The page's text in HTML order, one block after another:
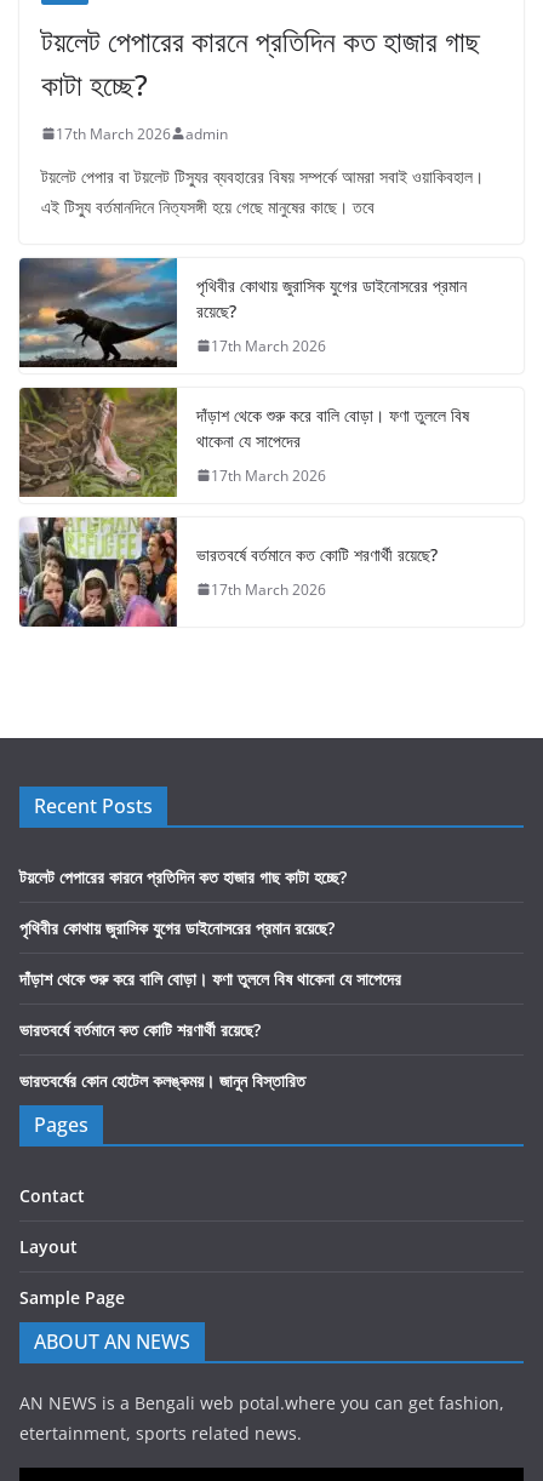
টয়লেট পেপারের কারনে প্রতিদিন কত হাজার গাছ
কাটা হচ্ছে?
17th March 2026 admin
টয়লেট পেপার বা টয়লেট টিস্যুর ব্যবহারের বিষয় সম্পর্কে আমরা সবাই ওয়াকিবহাল।
এই টিস্যু বর্তমানদিনে নিত্যসঙ্গী হয়ে গেছে মানুষের কাছে। তবে
পৃথিবীর কোথায় জুরাসিক যুগের ডাইনোসরের প্রমান
রয়েছে?
17th March 2026
দাঁড়াশ থেকে শুরু করে বালি বোড়া। ফণা তুললে বিষ
থাকেনা যে সাপেদের
17th March 2026
ভারতবর্ষে বর্তমানে কত কোটি শরণার্থী রয়েছে?
17th March 2026
Recent Posts
টয়লেট পেপারের কারনে প্রতিদিন কত হাজার গাছ কাটা হচ্ছে?
পৃথিবীর কোথায় জুরাসিক যুগের ডাইনোসরের প্রমান রয়েছে?
দাঁড়াশ থেকে শুরু করে বালি বোড়া। ফণা তুললে বিষ থাকেনা যে সাপেদের
ভারতবর্ষে বর্তমানে কত কোটি শরণার্থী রয়েছে?
ভারতবর্ষের কোন হোটেল কলঙ্কময়। জানুন বিস্তারিত
Pages
Contact
Layout
Sample Page
ABOUT AN NEWS
AN NEWS is a Bengali web potal.where you can get fashion,
etertainment, sports related news.